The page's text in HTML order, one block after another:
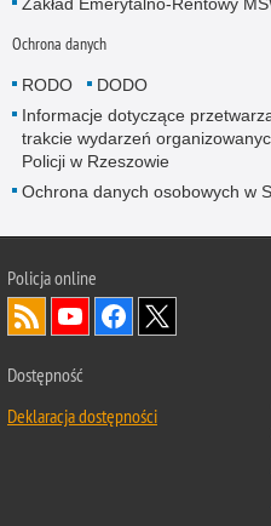
Zakład Emerytalno-Rentowy
Ochrona danych
RODO
DODO
Informacje dotyczące
trakcie wydarzeń
Policji w Rzeszowie
Ochrona danych osobowych w
Policja online
Dostępność
Deklaracja dostępności